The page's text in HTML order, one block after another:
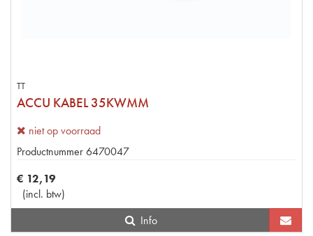
TT
ACCU KABEL 35KWMM
niet op voorraad
Productnummer 6470047
€ 12,19
(incl. btw)
Info